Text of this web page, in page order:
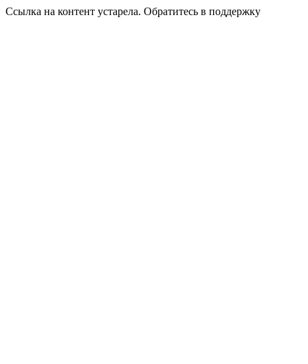
Ссылка на контент устарела. Обратитесь в поддержку